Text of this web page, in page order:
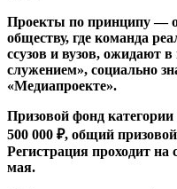
Проекты по принципу —
обществу, где команда
ссузов и вузов, ожидают
служением», социально
«Медиапроекте».
Призовой фонд
500 000 ₽, общий
Регистрация проходит на
мая.